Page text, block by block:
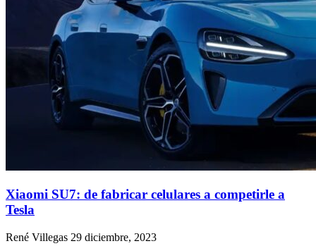
Xiaomi SU7: de fabricar celulares a competirle a
Tesla
René Villegas 29 diciembre, 2023